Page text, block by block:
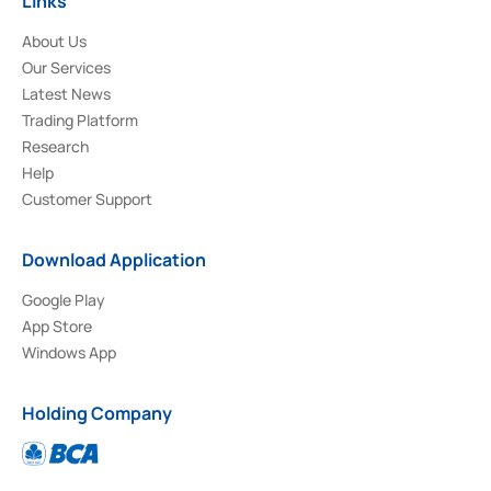
About Us
Our Services
Latest News
Trading Platform
Research
Help
Customer Support
Download Application
Google Play
App Store
Windows App
Holding Company